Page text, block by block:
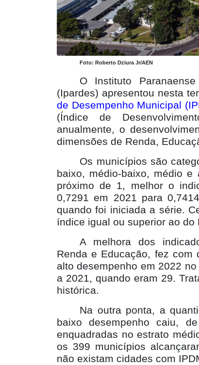
Foto: Roberto Dziura Jr/AEN
O Instituto
(Ipardes) apresentou nesta
de Desempenho Municipal
(Índice de
anualmente, o
dimensões de Renda,
Os municípios são
baixo, médio-baixo, médio
próximo de 1, melhor o
0,7291 em 2021 para
quando foi iniciada a série.
índice igual ou superior ao
A melhora dos
Renda e Educação, fez com
alto desempenho em 2022
a 2021, quando eram 29.
histórica.
Na outra ponta, a
baixo desempenho caiu,
enquadradas no estrato
os 399 municípios
não existam cidades com